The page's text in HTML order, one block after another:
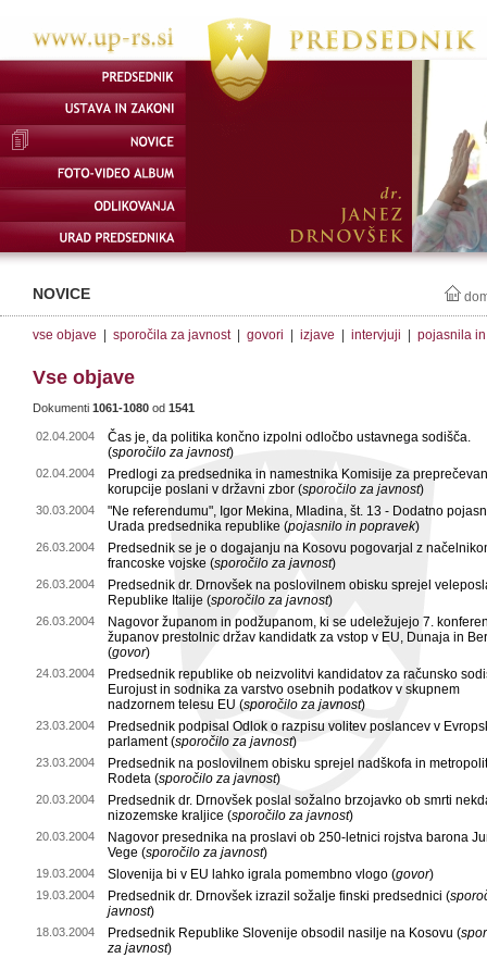
NOVICE
vse objave sporočila za javnost| govori izjave intervjuji pojasnila
Vse objave
Dokumenti 1061-1080 od 1541
02.04.2004
Čas je, da politika končno izpolni odločbo ustavnega sodišča.
(sporočilo za javnost)
02.04.2004
Predlogi za predsednika in namestnika Komisije za
korupcije poslani v državni zbor (sporočilo za javnost)
30.03.2004
"Ne referendumu", Igor Mekina, Mladina, št. 13 - Dodatno
Urada predsednika republike (pojasnilo in popravek)
26.03.2004
Predsednik se je o dogajanju na Kosovu pogovarjal z
francoske vojske (sporočilo za javnost)
26.03.2004
Predsednik dr. Drnovšek na poslovilnem obisku sprejel
Republike Italije (sporočilo za javnost)
26.03.2004
Nagovor županom in podžupanom, ki se udeležujejo 7.
županov prestolnic držav kandidatk za vstop v EU, Dunaja in
(govor)
24.03.2004
Predsednik republike ob neizvolitvi kandidatov za računsko
Eurojust in sodnika za varstvo osebnih podatkov v skupnem
nadzornem telesu EU (sporočilo za javnost)
23.03.2004
Predsednik podpisal Odlok o razpisu volitev poslancev v
parlament (sporočilo za javnost)
23.03.2004
Predsednik na poslovilnem obisku sprejel nadškofa in
Rodeta (sporočilo za javnost)
20.03.2004
Predsednik dr. Drnovšek poslal sožalno brzojavko ob smrti
nizozemske kraljice (sporočilo za javnost)
20.03.2004
Nagovor presednika na proslavi ob 250-letnici rojstva barona
Vege (sporočilo za javnost)
19.03.2004 Slovenija bi v EU lahko igrala pomembno vlogo (govor)
19.03.2004 Predsednik dr. Drnovšek izrazil sožalje finski predsednici (
javnost)
18.03.2004 Predsednik Republike Slovenije obsodil nasilje na Kosovu (
za javnost)